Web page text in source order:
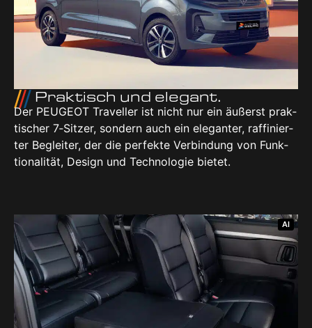
Prak­tisch und ele­gant.
Der PEU­GEOT Tra­vel­ler ist nicht nur ein äußerst prak­
ti­scher 7‑Sitzer, son­dern auch ein ele­gan­ter, raf­fi­nier­
ter Beglei­ter, der die per­fek­te Ver­bin­dung von Funk­
tio­na­li­tät, Design und Tech­no­lo­gie bie­tet.
AI